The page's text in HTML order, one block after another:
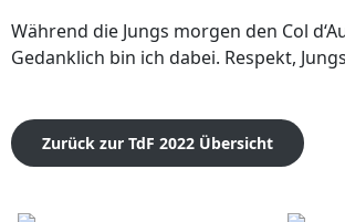
Während die Jungs morgen den Col
Gedanklich bin ich dabei. Respekt,
Zurück zur TdF 2022 Übersicht